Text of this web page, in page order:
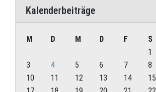
Kalenderbeiträge
M D M D F S
1
3
4 5 6 7 8
10
11 12 13 14 15